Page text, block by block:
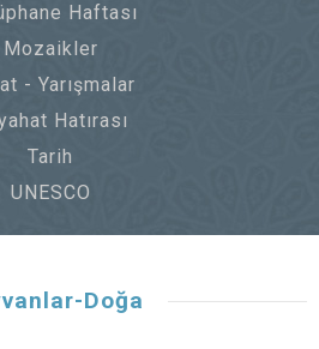
Haftası
Mozaikler
- Yarışmalar
Hatırası
Tarih
UNESCO
Doğa